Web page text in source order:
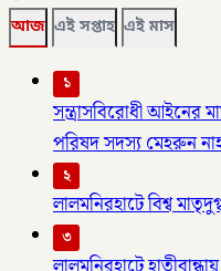
আজ এই সপ্তাহ এই মাস
১
সন্ত্রাসবিরোধী আইনের
পরিষদ সদস্য মেহরুন
২
লালমনিরহাটে বিশ্ব
৩